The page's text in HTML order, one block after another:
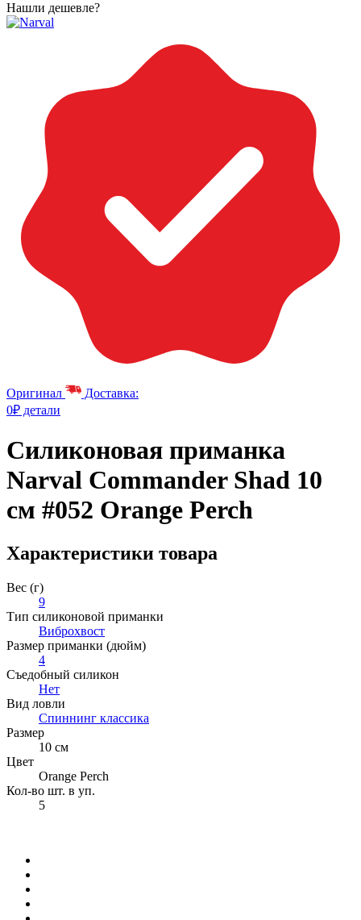
Нашли дешевле?
Оригинал
Доставка:
0₽ детали
Силиконовая приманка
Narval Commander Shad 10
см #052 Orange Perch
Характеристики товара
Вес (г)
9
Тип силиконовой приманки
Виброхвост
Размер приманки (дюйм)
4
Съедобный силикон
Нет
Вид ловли
Спиннинг классика
Размер
10 см
Цвет
Orange Perch
Кол-во шт. в уп.
5